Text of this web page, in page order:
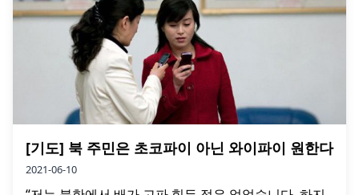
[기도] 북 주민은 초코파이 아닌 와이파이 원한다
2021-06-10